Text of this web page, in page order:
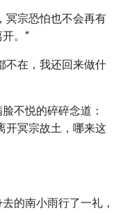
冥宗恐怕也不会再有
。”
不在，我还回来做什
不悦的碎碎念道：
开冥宗故土，哪来这
的南小雨行了一礼，